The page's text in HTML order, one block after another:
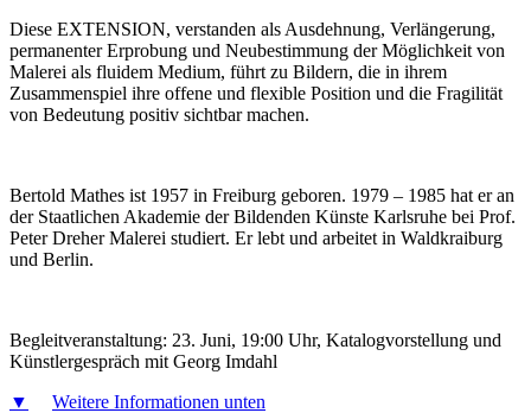
Diese EXTENSION, verstanden als Ausdehnung, Verlängerung,
permanenter Erprobung und Neubestimmung der Möglichkeit von
Malerei als fluidem Medium, führt zu Bildern, die in ihrem
Zusammenspiel ihre offene und flexible Position und die Fragilität
von Bedeutung positiv sichtbar machen.
Bertold Mathes ist 1957 in Freiburg geboren. 1979 – 1985 hat er an
der Staatlichen Akademie der Bildenden Künste Karlsruhe bei Prof.
Peter Dreher Malerei studiert. Er lebt und arbeitet in Waldkraiburg
und Berlin.
Begleitveranstaltung: 23. Juni, 19:00 Uhr, Katalogvorstellung und
Künstlergespräch mit Georg Imdahl
▼
Weitere Informationen unten